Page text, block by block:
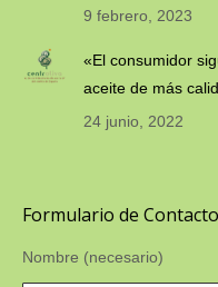
9 febrero, 2023
«El consumidor
aceite de más
24 junio, 2022
Formulario de Contacto
Nombre (necesario)